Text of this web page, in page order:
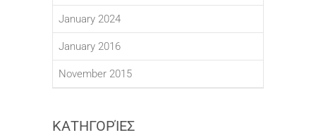
January 2024
January 2016
November 2015
ΚΑΤΗΓΟΡΊΕΣ